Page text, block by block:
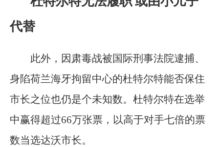
代替
此外，因肃毒战被国际刑事法院逮捕、
身陷荷兰海牙拘留中心的杜特尔特能否保住
市长之位也仍是个未知数。杜特尔特在选举
中赢得超过66万张票，以高于对手七倍的票
数当选达沃市长。